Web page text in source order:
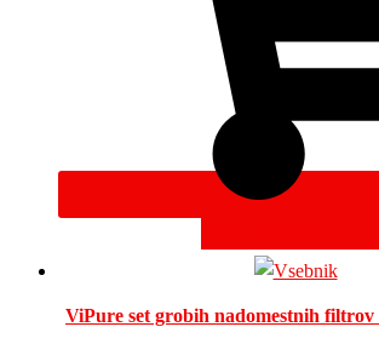
ViPure set grobih nadomestnih filtrov